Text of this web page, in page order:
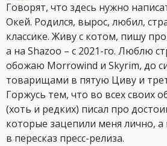
Говорят, что здесь нужно
Окей. Родился, вырос, любил,
классике. Живу с котом, пишу
а на Shazoo – с 2021-го. Люблю
обожаю Morrowind и Skyrim, до
товарищами в пятую Циву и
Горжусь тем, что во всех своих
(хоть и редких) писал про
которые зацепили меня лично,
в пересказ пресс-релиза.